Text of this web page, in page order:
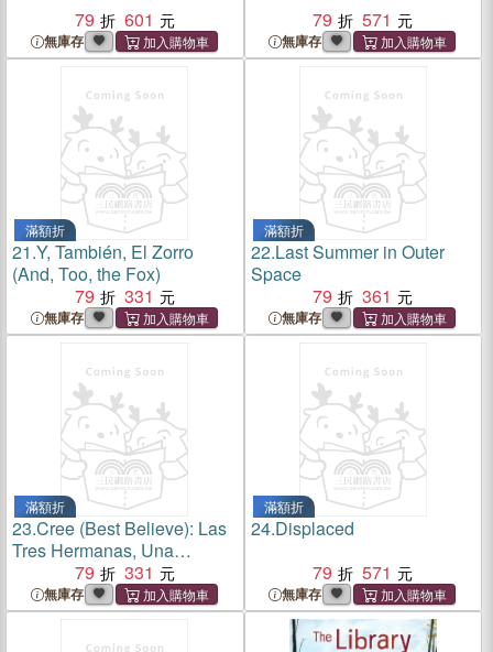
79 601
無庫存
79 571
無庫存
滿額折
21.Y, También, El Zorro
(And, Too, the Fox)
79
331
無庫存
滿額折
22.Last Summer in Outer
Space
79
361
無庫存
滿額折
23.Cree (Best Believe): Las
Tres Hermanas, Una
Hermandad Para El Bien
Común (the Tres Hermanas,
a Sisterhood for the
Common Good)
79 331
無庫存
滿額折
24.Displaced
79
571
無庫存